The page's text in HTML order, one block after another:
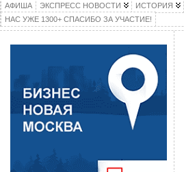
АФИША ЭКСПРЕСС НОВОСТИ ИСТОРИЯ
НАС УЖЕ 1300+ СПАСИБО ЗА УЧАСТИЕ!